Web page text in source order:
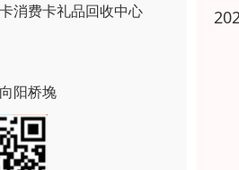
消费卡礼品回收中心
阳桥堍